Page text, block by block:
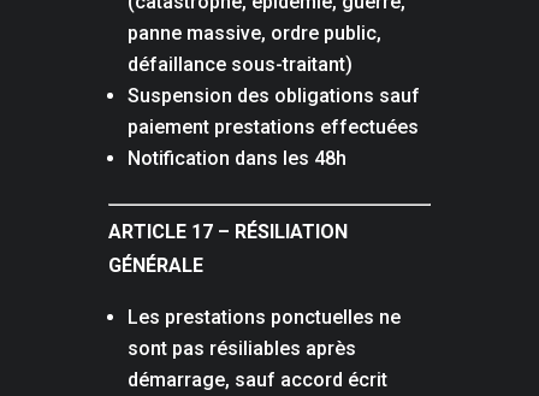
panne massive, ordre public,
défaillance sous-traitant)
Suspension des obligations sauf
paiement prestations effectuées
Notification dans les 48h
ARTICLE 17 – RÉSILIATION
GÉNÉRALE
Les prestations ponctuelles ne
sont pas résiliables après
démarrage, sauf accord écrit